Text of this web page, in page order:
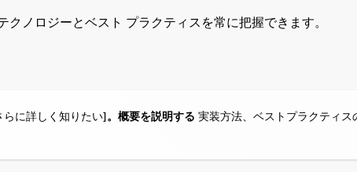
ノロジーとベスト プラクティスを常に把握できます。
に詳しく知りたい]。概要を説明する 実装方法、ベストプラクティ